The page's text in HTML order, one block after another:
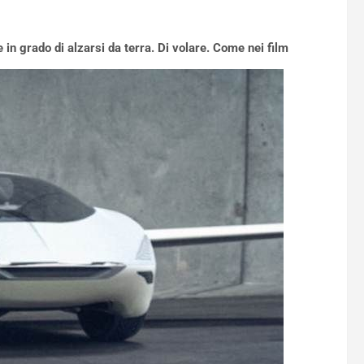
in grado di alzarsi da terra. Di volare. Come nei film